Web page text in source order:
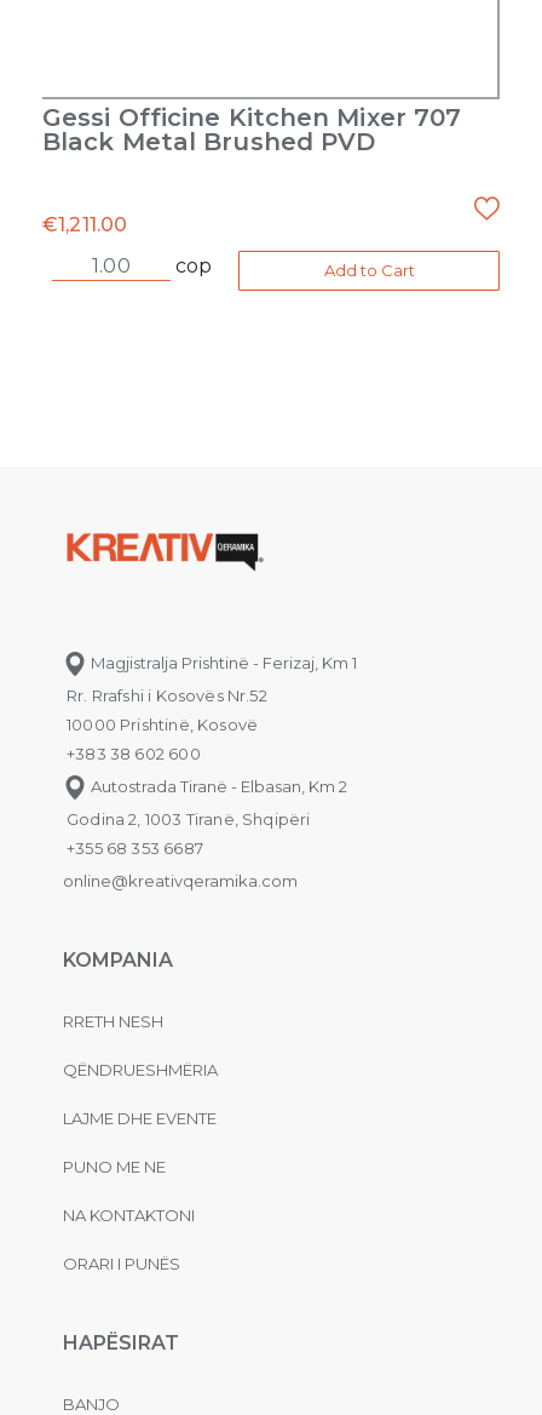
Gessi Officine Kitchen Mixer 707
Black Metal Brushed PVD
€1,211.00
cop
Add to Cart
Magjistralja Prishtinë - Ferizaj, Km 1
Rr. Rrafshi i Kosovës Nr.52
10000 Prishtinë, Kosovë
+383 38 602 600
Autostrada Tiranë - Elbasan, Km 2
Godina 2, 1003 Tiranë, Shqipëri
+355 68 353 6687
online@kreativqeramika.com
KOMPANIA
RRETH NESH
QËNDRUESHMËRIA
LAJME DHE EVENTE
PUNO ME NE
NA KONTAKTONI
ORARI I PUNËS
HAPËSIRAT
BANJO